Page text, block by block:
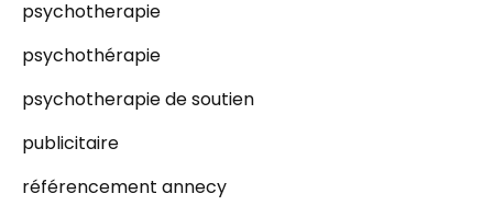
psychotherapie
psychothérapie
psychotherapie de soutien
publicitaire
référencement annecy